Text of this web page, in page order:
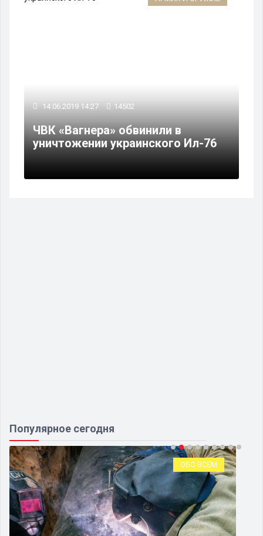
14.06.2019 14:27 14502
ЧВК «Вагнера» обвинили в
уничтожении украинского Ил-76
Популярное сегодня
ОБО ВСЕМ